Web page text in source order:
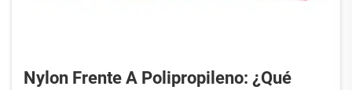
Nylon Frente A Polipropileno: ¿qué